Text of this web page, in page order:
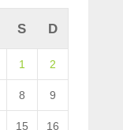
S D
1 2
8 9
15 16